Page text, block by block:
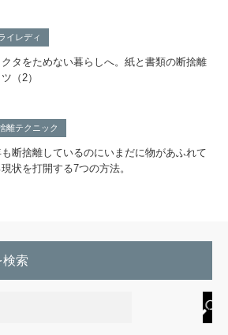
イレディ
クタをためない暮らしへ。紙と書類の断捨離
（2）
離テクニック
断捨離しているのにいまだに物があふれて
状を打開する7つの方法。
検索